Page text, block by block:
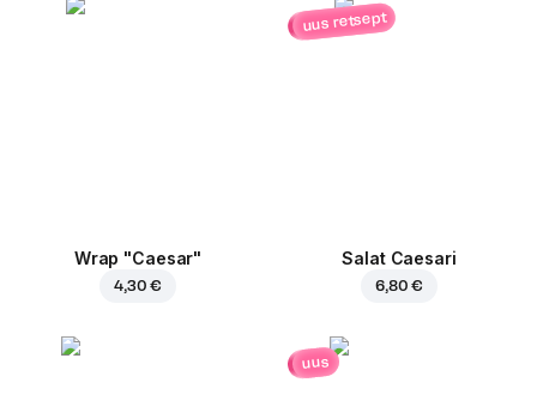
Wrap "Caesar"
4,30 €
uus retsept
Salat Caesari
6,80 €
uus